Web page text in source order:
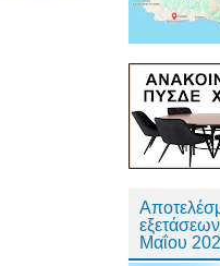
Μαΐου